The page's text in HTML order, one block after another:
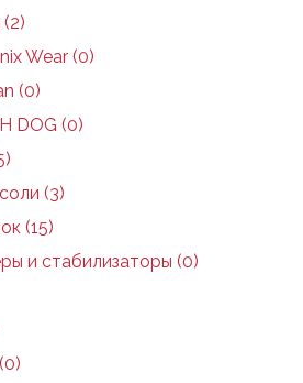
Wear (0)
(0)
DOG (0)
(3)
(15)
и стабилизаторы (0)